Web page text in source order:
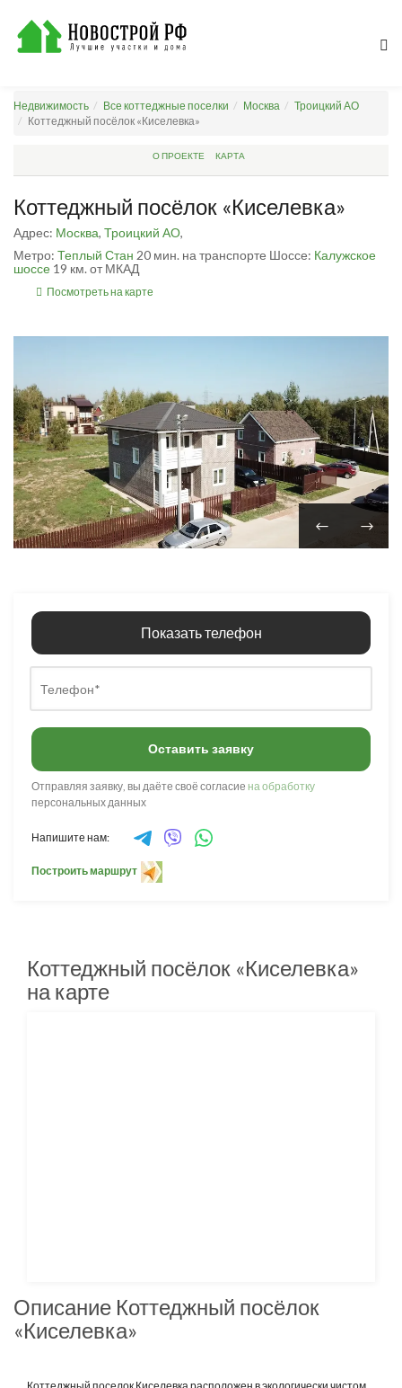
Недвижимость Все коттеджные поселки Москва
Троицкий АО
Коттеджный посёлок «Киселевка»
О ПРОЕКТЕ КАРТА
Коттеджный посёлок «Киселевка»
Адрес: Москва, Троицкий АО,
Метро: Теплый Стан 20 мин. на транспорте Шоссе: Калужское
шоссе 19 км. от МКАД
Посмотреть на карте
Показать телефон
Оставить заявку
Отправляя заявку, вы даёте своё согласие на обработку
персональных данных
Напишите нам:
Построить маршрут
Коттеджный посёлок «Киселевка»
на карте
Описание Коттеджный посёлок
«Киселевка»